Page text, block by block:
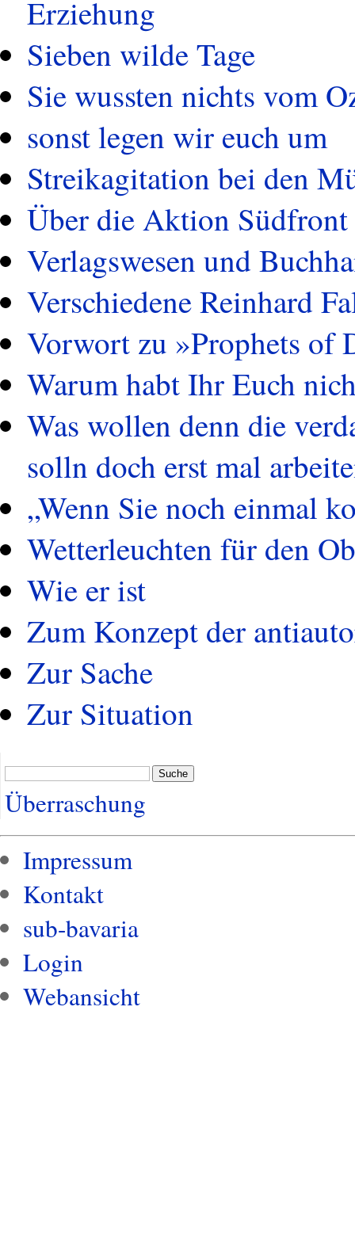
Erziehung
Sieben wilde Tage
Sie wussten nichts vom
sonst legen wir euch um
Streikagitation bei den
Über die Aktion Südfront
Verlagswesen und
Verschiedene Reinhard
Vorwort zu »Prophets of
Warum habt Ihr Euch
Was wollen denn die
solln doch erst mal
„Wenn Sie noch einmal
Wetterleuchten für den
Wie er ist
Zum Konzept der
Zur Sache
Zur Situation
Suche
Überraschung
Impressum
Kontakt
sub-bavaria
Login
Webansicht